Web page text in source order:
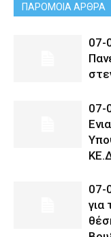
ΠΑΡΟΜΟΙΑ ΑΡΘΡΑ
07-
07-
07-
για